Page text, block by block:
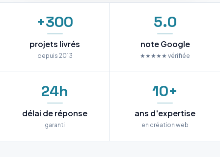
+300
projets livrés
depuis 2013
5.0
note Google
★★★★★ vérifiée
24h
délai de réponse
garanti
10+
ans d'expertise
en création web